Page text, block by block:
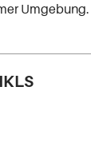
Umgebung.